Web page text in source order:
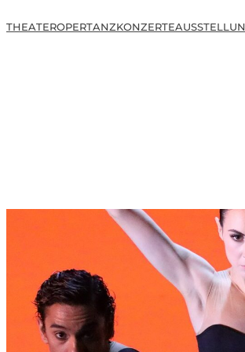
THEATEROPERTANZKONZERTE